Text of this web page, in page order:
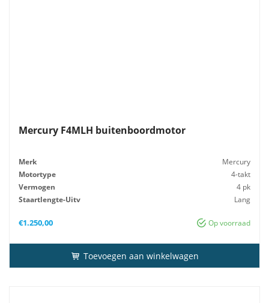
Mercury F4MLH buitenboordmotor
Merk
Mercury
Motortype
4-takt
Vermogen
4 pk
Staartlengte-Uitv
Lang
Op voorraad
€1.250,00
Toevoegen aan winkelwagen